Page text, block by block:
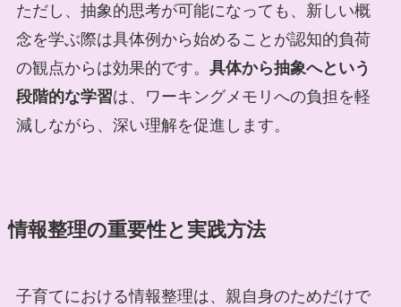
ただし、抽象的思考が可能になっても、新しい概
念を学ぶ際は具体例から始めることが認知的負荷
の観点からは効果的です。 具体から抽象へという
段階的な学習は、ワーキングメモリへの負担を軽
減しながら、深い理解を促進します。
情報整理の重要性と実践方法
子育てにおける情報整理は、親自身のためだけで